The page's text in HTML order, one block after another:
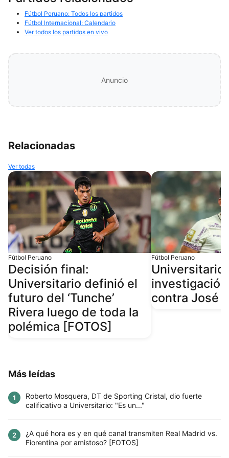
Fútbol Peruano: Todos los partidos
Fútbol Internacional: Calendario
Ver todos los partidos en vivo
Anuncio
Relacionadas
Ver todas
Fútbol Peruano
Decisión final:
Universitario definió el
futuro del ‘Tunche’
Rivera luego de toda la
polémica [FOTOS]
Fútbol Peruano
Universitario
contra José
Más leídas
1
Roberto Mosquera, DT de Sporting Cristal, dio fuerte
calificativo a Universitario: "Es un..."
2
¿A qué hora es y en qué canal transmiten Real Madrid vs.
Fiorentina por amistoso? [FOTOS]